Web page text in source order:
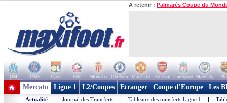
A retenir : Palmarès Coupe du
OM PSG Lyon Lille Monaco Chelsea Man Utd Arsenal Liverpool ManCity
+ de clubs
Mercato Ligue 1 L2/Coupes Etranger Coupe d'Europe Les
Actualité | Journal des Transferts | Tableaux des transferts Ligue 1 |